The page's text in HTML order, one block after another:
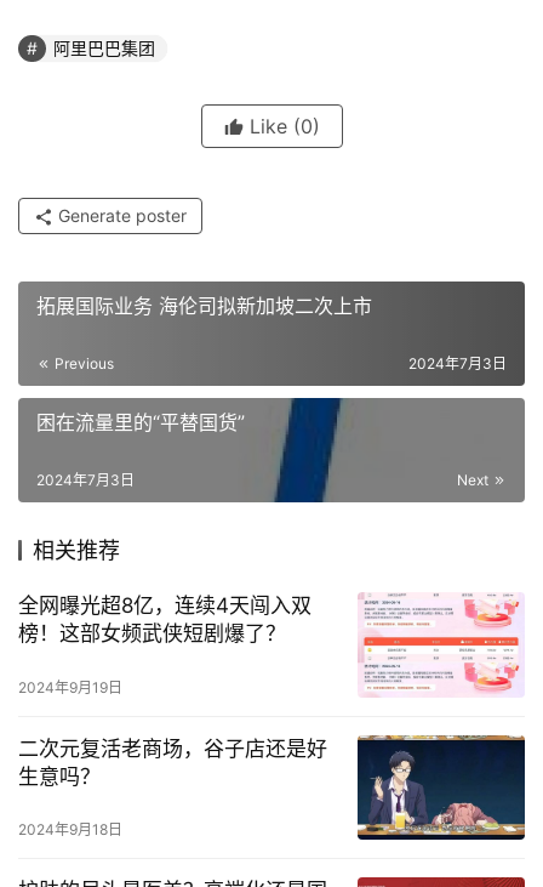
阿里巴巴集团
Like (0)
Generate poster
拓展国际业务 海伦司拟新加坡二次上市
Previous 2024年7月3日
困在流量里的“平替国货”
Next
2024年7月3日
相关推荐
全网曝光超8亿，连续4天闯入双
榜！这部女频武侠短剧爆了？
2024年9月19日
二次元复活老商场，谷子店还是好
生意吗？
2024年9月18日